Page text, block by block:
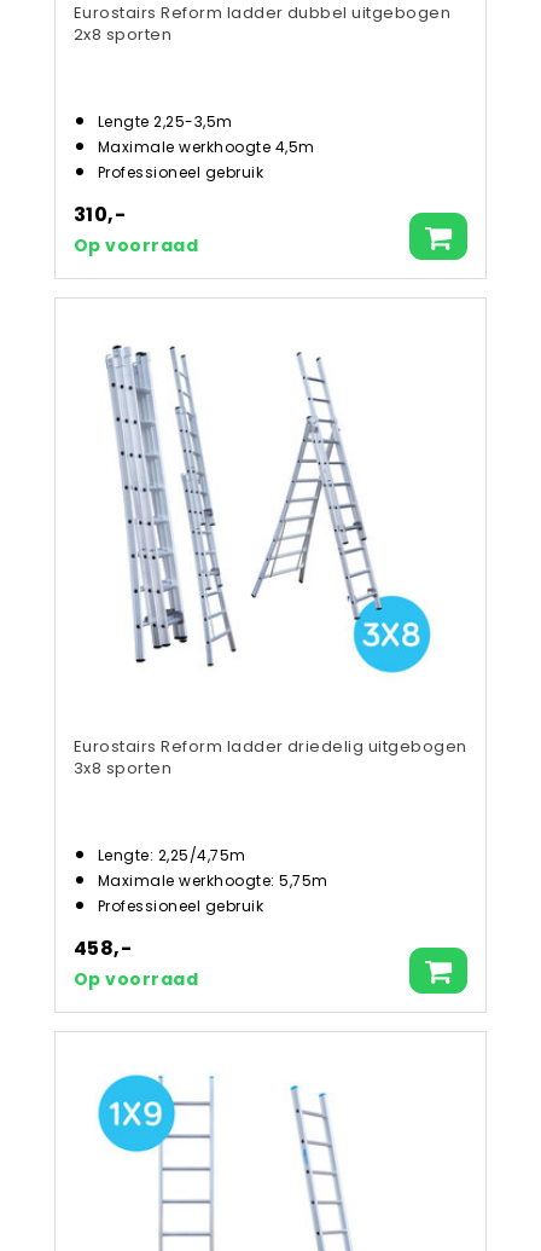
Eurostairs Reform ladder dubbel uitgebogen
2x8 sporten
Lengte 2,25-3,5m
Maximale werkhoogte 4,5m
Professioneel gebruik
310,-
Op voorraad
Eurostairs Reform ladder driedelig uitgebogen
3x8 sporten
Lengte: 2,25/4,75m
Maximale werkhoogte: 5,75m
Professioneel gebruik
458,-
Op voorraad